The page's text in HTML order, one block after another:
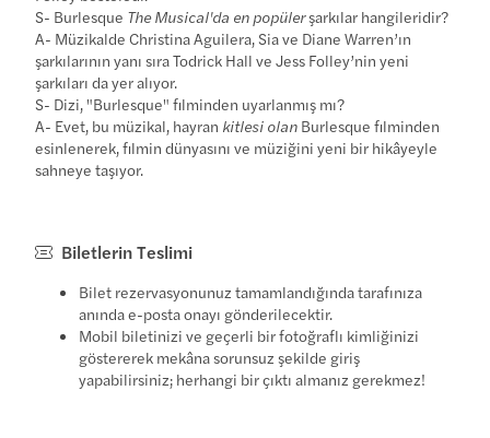
S- Burlesque The Musical'da en popülerşarkılar hangileridir?
A- Müzikalde Christina Aguilera, Sia ve Diane Warren’ın
şarkılarının yanı sıra Todrick Hall ve Jess Folley’nin yeni
şarkıları da yer alıyor.
S- Dizi, "Burlesque" filminden uyarlanmış mı?
A- Evet, bu müzikal, hayran kitlesi olan Burlesque filminden
esinlenerek, filmin dünyasını ve müziğini yeni bir hikâyeyle
sahneye taşıyor.
Biletlerin Teslimi
Bilet rezervasyonunuz tamamlandığında tarafınıza
anında e-posta onayı gönderilecektir.
Mobil biletinizi ve geçerli bir fotoğraflı kimliğinizi
göstererek mekâna sorunsuz şekilde giriş
yapabilirsiniz; herhangi bir çıktı almanız gerekmez!